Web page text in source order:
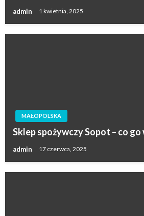
admin 1 kwietnia, 2025
MAŁOPOLSKA
Sklep spożywczy Sopot – co go
admin 17 czerwca, 2025